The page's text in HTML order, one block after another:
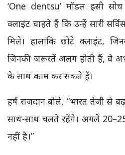
‘One dentsu’ मॉडल इसी
क्लाइंट चाहते हैं कि उन्हें सारी
मिले। हालांकि छोटे क्लाइंट,
जिनकी जरूरतें अलग होती हैं, वे
के साथ काम कर सकते हैं।
हर्ष राजदान बोले, “भारत तेजी से
साथ-साथ चलते रहेंगे। अगले
नहीं है।”